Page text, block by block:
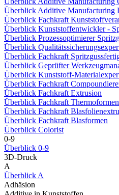
Überblick Additive Manufacturing
Überblick Fachkraft
Überblick Kunststoffentwickler -
Überblick Prozessoptimierer
Überblick
Überblick Fachkraft
Überblick Geprüfter
Überblick Kunststoff-
Überblick Fachkraft
Überblick Fachkraft Extrusion
Überblick Fachkraft Thermoformen
Überblick Fachkraft
Überblick Fachkraft Blasformen
Überblick Colorist
0-9
Überblick 0-9
3D-Druck
A
Überblick A
Adhäsion